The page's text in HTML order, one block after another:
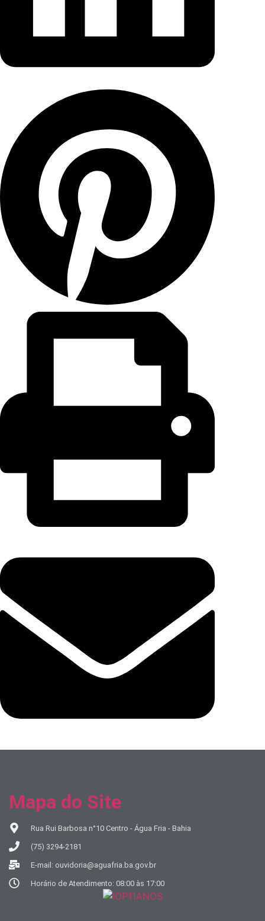
Mapa do Site
Rua Rui Barbosa n°10 Centro - Água Fria - Bahia
(75) 3294-2181
E-mail: ouvidoria@aguafria.ba.gov.br
Horário de Atendimento: 08:00 às 17:00